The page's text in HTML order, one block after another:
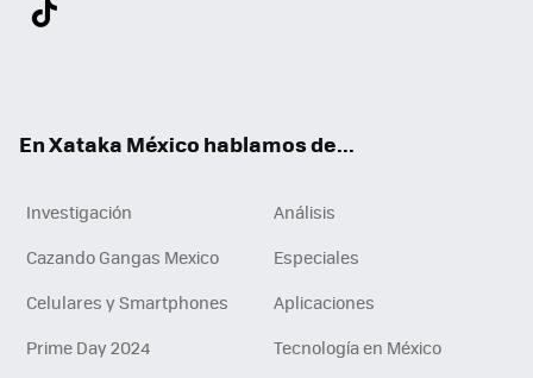
En Xataka México hablamos de...
Investigación
Análisis
Cazando Gangas Mexico
Especiales
Celulares y Smartphones
Aplicaciones
Prime Day 2024
Tecnología en México